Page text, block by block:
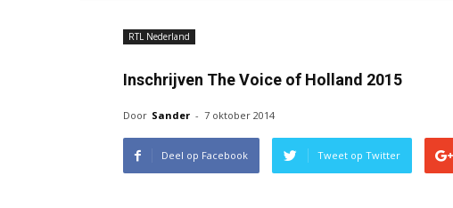
RTL Nederland
Inschrijven The Voice of Holland 2015
Door Sander - 7 oktober 2014
Deel op Facebook Tweet op Twitter